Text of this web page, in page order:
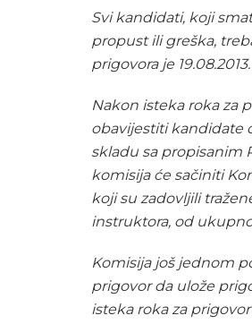
Svi kandidati, koji
propust ili greška,
prigovora je
Nakon isteka roka za
obavijestiti kandidate
skladu sa propisanim
komisija će sačiniti
koji su zadovljili
instruktora, od
Komisija još jednom
prigovor da ulože
isteka roka za